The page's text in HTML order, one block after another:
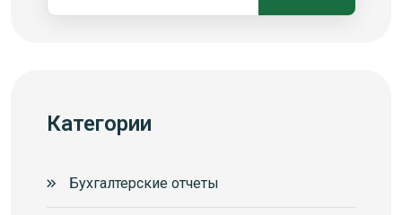
Категории
Бухгалтерские отчеты